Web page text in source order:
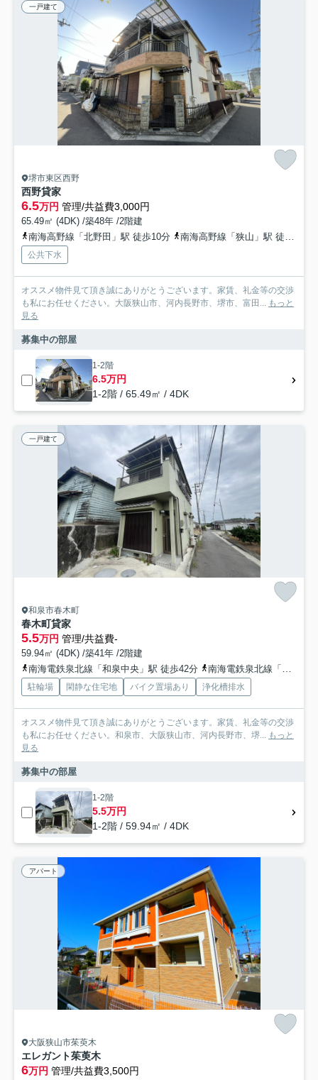
一戸建て
堺市東区西野
西野貸家
6.5万円 管理/共益費3,000円
65.49㎡ (4DK) /築48年 /2階建
南海高野線「北野田」駅 徒歩10分
南海高野線「狭山」駅 徒歩17分
公共下水
オススメ物件見て頂き誠にありがとうございます。家賃、礼金等の交渉
も私にお任せください。大阪狭山市、河内長野市、堺市、富田... もっと
見る
募集中の部屋
1-2階
6.5万円
1-2階 / 65.49㎡ / 4DK
一戸建て
和泉市春木町
春木町貸家
5.5万円 管理/共益費-
59.94㎡ (4DK) /築41年 /2階建
南海電鉄泉北線「和泉中央」駅 徒歩42分
南海電鉄泉北線「光明池」駅 徒歩72分
駐輪場 閑静な住宅地 バイク置場あり 浄化槽排水
オススメ物件見て頂き誠にありがとうございます。家賃、礼金等の交渉
も私にお任せください。和泉市、大阪狭山市、河内長野市、堺... もっと
見る
募集中の部屋
1-2階
5.5万円
1-2階 / 59.94㎡ / 4DK
アパート
大阪狭山市茱萸木
エレガント茱萸木
6万円 管理/共益費3,500円